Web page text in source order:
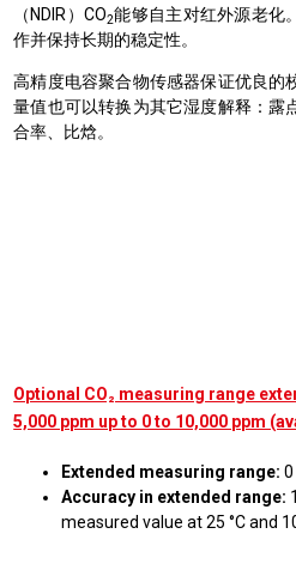
（NDIR）CO2能够自主对红外源老化
作并保持长期的稳定性。
高精度电容聚合物传感器保证优良的
量值也可以转换为其它湿度解释：露
合率、比焓。
Optional CO₂ measuring range
5,000 ppm up to 0 to 10,000 ppm
Extended measuring range:
Accuracy in extended range:
measured value at 25 °C and